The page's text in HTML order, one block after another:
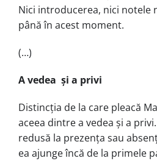
Nici introducerea, nici notele
până în acest moment.
(…)
A vedea și a privi
Distincția de la care pleacă
aceea dintre a vedea și a
redusă la prezența sau
ea ajunge încă de la primele